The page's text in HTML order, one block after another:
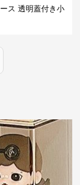
ス 透明蓋付き小